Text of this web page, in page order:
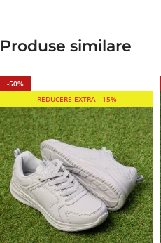
Produse similare
-50%
REDUCERE EXTRA - 15%